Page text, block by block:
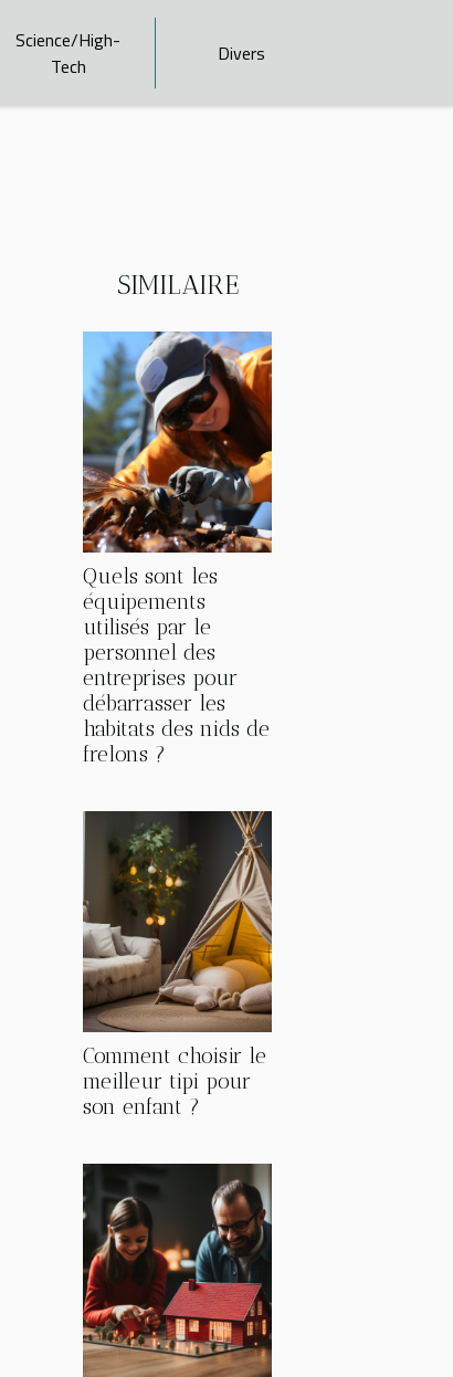
Science/High-
Tech
Divers
SIMILAIRE
Quels sont les
équipements
utilisés par le
personnel des
entreprises pour
débarrasser les
habitats des nids de
frelons ?
Comment choisir le
meilleur tipi pour
son enfant ?